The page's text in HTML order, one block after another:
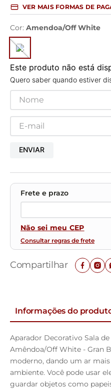
VER MAIS FORMAS DE
Cor: Amendoa/Off White
Este produto não está
Quero saber quando estiver
ENVIAR
Não sei meu CEP
Consultar regras de frete
Compartilhar
Informações do
Aparador Decorativo Sala de
Amêndoa/Off White - Gran
moderno, dando um ar
ambiente. Você pode usar
guardar objetos como